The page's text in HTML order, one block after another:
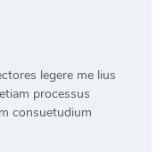
legere me lius
processus
consuetudium